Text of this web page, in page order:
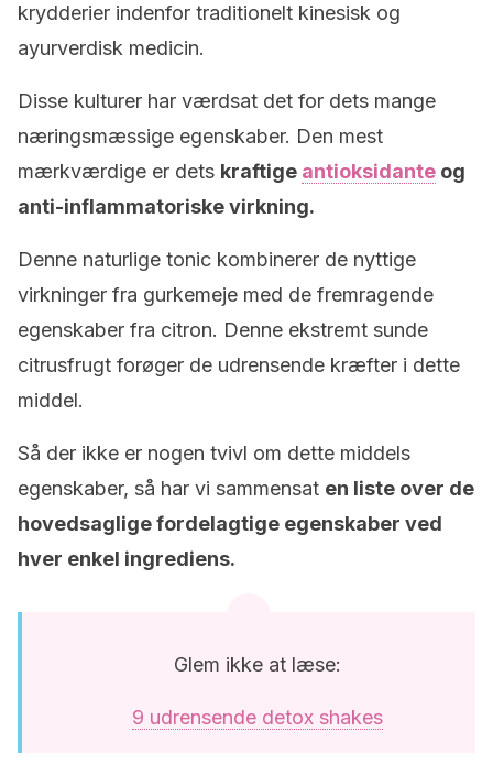
krydderier indenfor traditionelt kinesisk og
ayurverdisk medicin.
Disse kulturer har værdsat det for dets mange
næringsmæssige egenskaber. Den mest
mærkværdige er dets kraftige antioksidante og
anti-inflammatoriske virkning.
Denne naturlige tonic kombinerer de nyttige
virkninger fra gurkemeje med de fremragende
egenskaber fra citron. Denne ekstremt sunde
citrusfrugt forøger de udrensende kræfter i dette
middel.
Så der ikke er nogen tvivl om dette middels
egenskaber, så har vi sammensat en liste over de
hovedsaglige fordelagtige egenskaber ved
hver enkel ingrediens.
Glem ikke at læse:
9 udrensende detox shakes